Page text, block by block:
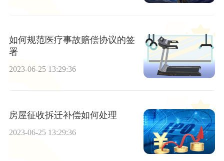
如何规范医疗事故赔偿协议的签
署
2023-06-25 13:29:36
房屋征收拆迁补偿如何处理
2023-06-25 13:29:36